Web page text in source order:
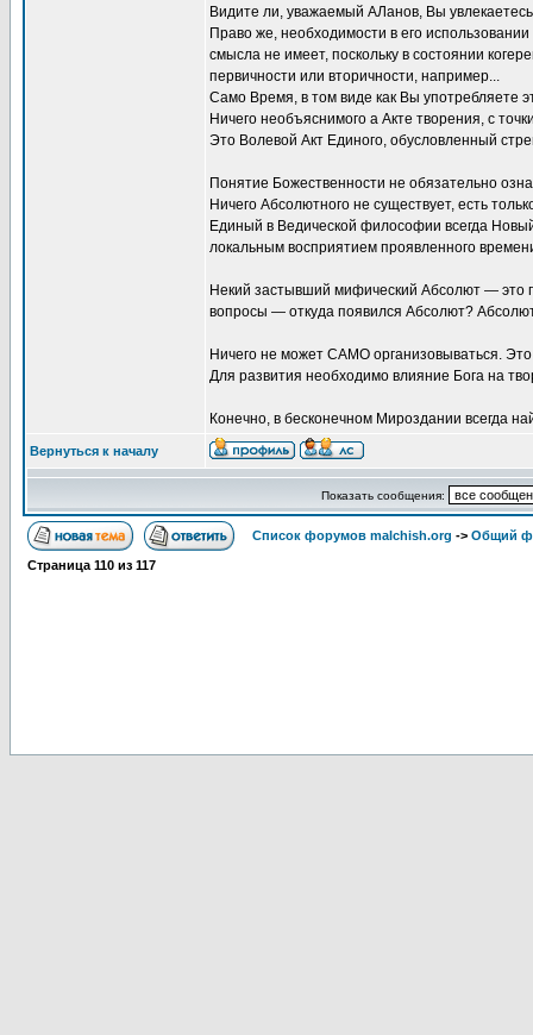
Видите ли, уважаемый АЛанов, Вы
Право же, необходимости в его
смысла не имеет, поскольку в состоянии
первичности или вторичности, например...
Само Время, в том виде как Вы употребляете
Ничего необъяснимого а Акте творения, с
Это Волевой Акт Единого, обусловленный
Понятие Божественности не обязательно
Ничего Абсолютного не существует, есть
Единый в Ведической философии всегда
локальным восприятием проявленного
Некий застывший мифический Абсолют — это
вопросы — откуда появился Абсолют?
Ничего не может САМО организовываться.
Для развития необходимо влияние Бога на
Конечно, в бесконечном Мироздании всегда
Вернуться к началу
Показать сообщения:
Список форумов malchish.org -> Общий
Страница 110 из 117